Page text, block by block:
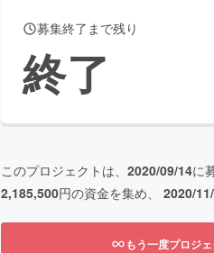
募集終了まで残り
終了
このプロジェクトは、 2020/09/14に
2,185,500円の資金を集め、 2020/
もう一度プロジ